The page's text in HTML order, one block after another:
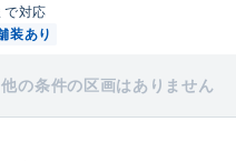
で対応
装あり
他の条件の区画はありません